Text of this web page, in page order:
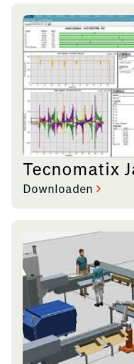
Tecnomatix
Downloaden